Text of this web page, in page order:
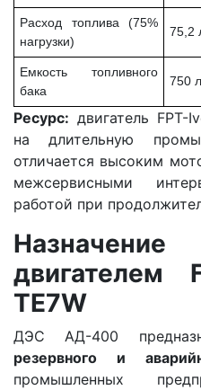
Расход топлива (75%
нагрузки)
75,2
Емкость топливного
бака
750 л
Ресурс: двигатель FPT-
на длительную
отличается высоким
межсервисными
работой при
двигателем
TE7W
ДЭС АД-400
резервного и
промышленных